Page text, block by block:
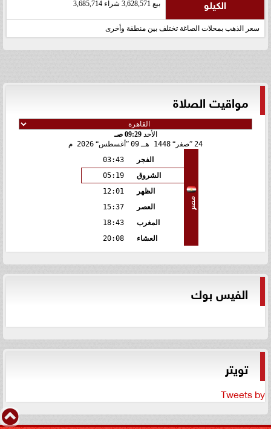
الكيلو بيع 3,628,571 شراء 3,685,714
سعر الذهب بمحلات الصاغة تختلف بين منطقة وأخرى
مواقيت الصلاة
الأحد09:29 صـ
24 صفر 1448 هـ 09 أغسطس 2026 م
مصر
الفجر
03:43
الشروق
05:19
الظهر
12:01
العصر
15:37
المغرب
18:43
العشاء
20:08
الفيس بوك
تويتر
Tweets by